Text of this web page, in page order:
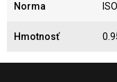
Norma
Hmotnosť